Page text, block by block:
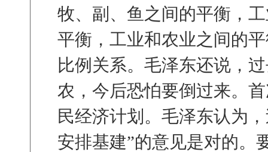
牧、副、鱼之间的平衡，
平衡，工业和农业之间的
比例关系。毛泽东还说，
农，今后恐怕要倒过来。
民经济计划。毛泽东认为
安排基建”的意见是对的。